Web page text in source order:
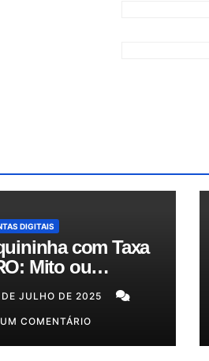
DIGITAIS
com Taxa
Mito ou
Descubra
Opções
o Seu Bolso!
JULHO DE 2025
COMENTÁRIO